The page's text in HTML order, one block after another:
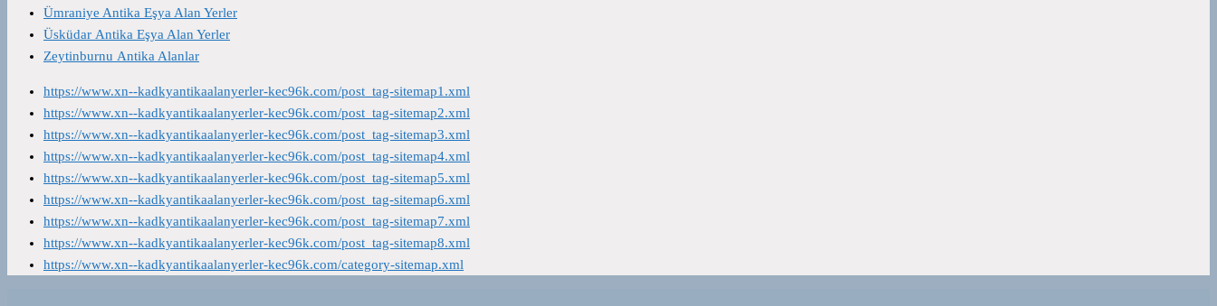
Ümraniye Antika Eşya Alan Yerler
Üsküdar Antika Eşya Alan Yerler
Zeytinburnu Antika Alanlar
https://www.xn--kadkyantikaalanyerler-kec96k.com/post_tag-sitemap1.xml
https://www.xn--kadkyantikaalanyerler-kec96k.com/post_tag-sitemap2.xml
https://www.xn--kadkyantikaalanyerler-kec96k.com/post_tag-sitemap3.xml
https://www.xn--kadkyantikaalanyerler-kec96k.com/post_tag-sitemap4.xml
https://www.xn--kadkyantikaalanyerler-kec96k.com/post_tag-sitemap5.xml
https://www.xn--kadkyantikaalanyerler-kec96k.com/post_tag-sitemap6.xml
https://www.xn--kadkyantikaalanyerler-kec96k.com/post_tag-sitemap7.xml
https://www.xn--kadkyantikaalanyerler-kec96k.com/post_tag-sitemap8.xml
https://www.xn--kadkyantikaalanyerler-kec96k.com/category-sitemap.xml